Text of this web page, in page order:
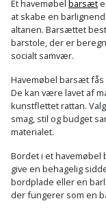
Skruetvinge
Slibeartikler
Smøring
og
rustopløser
Soldater
støtte
og
Loddekolbe
Luftværktøj
Malersprøjte
Multicutter
pleje
Plantekasser
Prepping
Presenning
Redskabsskur
Et havemøbel barsæt
at skabe en
altanen. Barsættet
barstole, der er
socialt samvær.
Havemøbel barsæt
De kan være lavet af
kunstflettet rattan.
smag, stil og budget
materialet.
Bordet i et
give en behagelig
bordplade eller en
der fungerer som en